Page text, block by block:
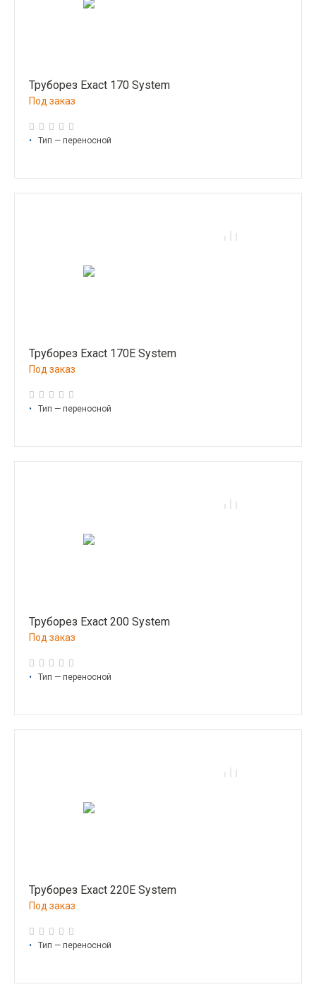
Труборез Exact 170 System
Под заказ
• Тип — переносной
Труборез Exact 170E System
Под заказ
• Тип — переносной
Труборез Exact 200 System
Под заказ
• Тип — переносной
Труборез Exact 220E System
Под заказ
• Тип — переносной